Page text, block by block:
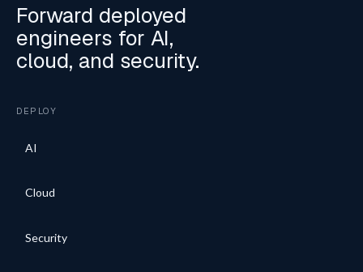
Forward deployed
engineers for AI,
cloud, and security.
DEPLOY
AI
Cloud
Security